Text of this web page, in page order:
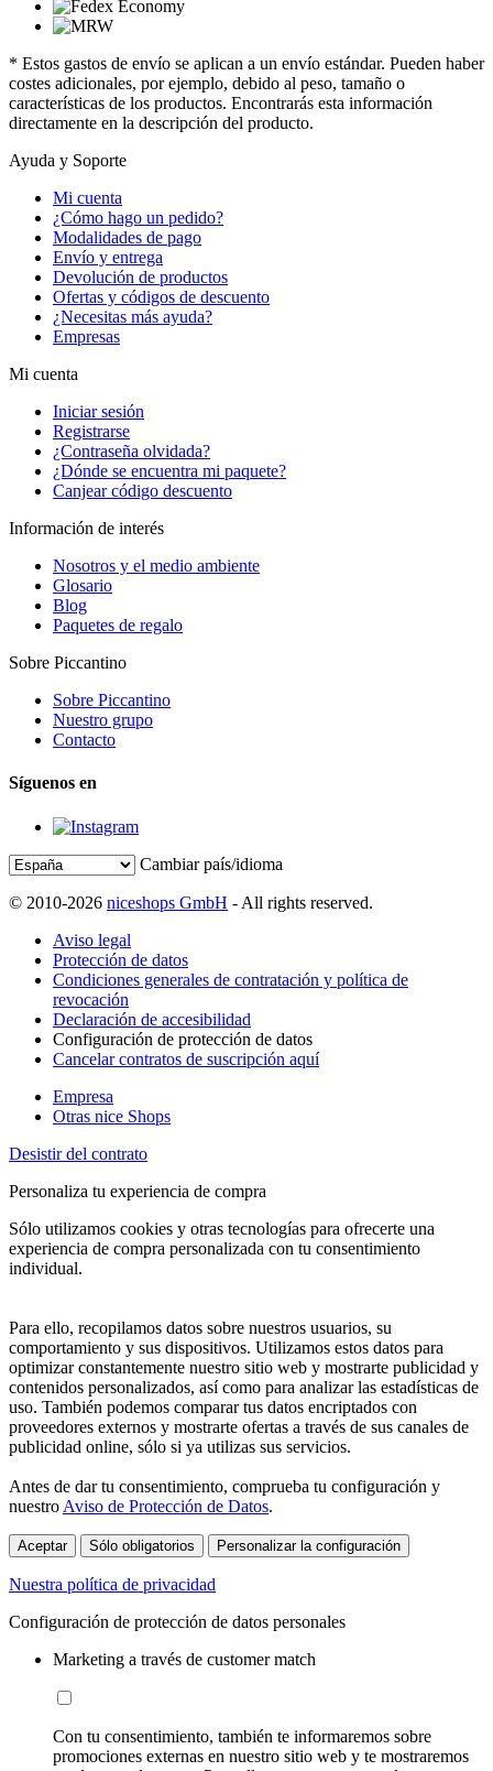
* Estos gastos de envío se aplican a un envío estándar. Pueden haber
costes adicionales, por ejemplo, debido al peso, tamaño o
características de los productos. Encontrarás esta información
directamente en la descripción del producto.
Ayuda y Soporte
Mi cuenta
¿Cómo hago un pedido?
Modalidades de pago
Envío y entrega
Devolución de productos
Ofertas y códigos de descuento
¿Necesitas más ayuda?
Empresas
Mi cuenta
Iniciar sesión
Registrarse
¿Contraseña olvidada?
¿Dónde se encuentra mi paquete?
Canjear código descuento
Información de interés
Nosotros y el medio ambiente
Glosario
Blog
Paquetes de regalo
Sobre Piccantino
Sobre Piccantino
Nuestro grupo
Contacto
Síguenos en
Cambiar país/idioma
© 2010-2026 niceshops GmbH - All rights reserved.
Aviso legal
Protección de datos
Condiciones generales de contratación y política de
revocación
Declaración de accesibilidad
Configuración de protección de datos
Cancelar contratos de suscripción aquí
Empresa
Otras nice Shops
Desistir del contrato
Personaliza tu experiencia de compra
Sólo utilizamos cookies y otras tecnologías para ofrecerte una
experiencia de compra personalizada con tu consentimiento
individual.
Para ello, recopilamos datos sobre nuestros usuarios, su
comportamiento y sus dispositivos. Utilizamos estos datos para
optimizar constantemente nuestro sitio web y mostrarte publicidad y
contenidos personalizados, así como para analizar las estadísticas de
uso. También podemos comparar tus datos encriptados con
proveedores externos y mostrarte ofertas a través de sus canales de
publicidad online, sólo si ya utilizas sus servicios.
Antes de dar tu consentimiento, comprueba tu configuración y
nuestro Aviso de Protección de Datos.
Aceptar Sólo obligatorios Personalizar la configuración
Nuestra política de privacidad
Configuración de protección de datos personales
Marketing a través de customer match
Con tu consentimiento, también te informaremos sobre
promociones externas en nuestro sitio web y te mostraremos